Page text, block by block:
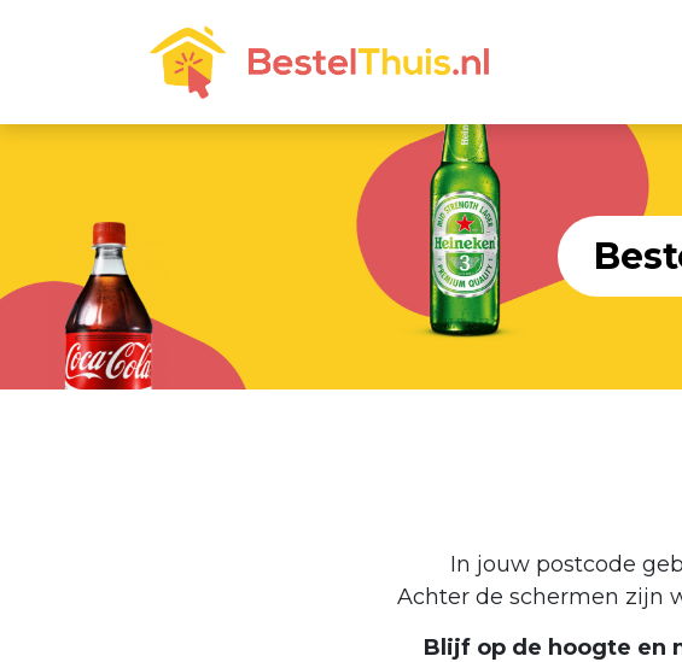
In jouw postcode
Achter de schermen zijn
Blijf op de hoogte en